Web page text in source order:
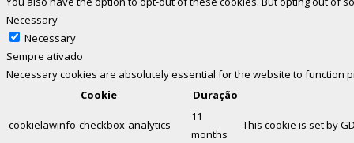
Necessary
Necessary
Sempre ativado
Necessary cookies are absolutely essential for the website to
Cookie
Duração
cookielawinfo-checkbox-analytics
11
months
This cookie is set by